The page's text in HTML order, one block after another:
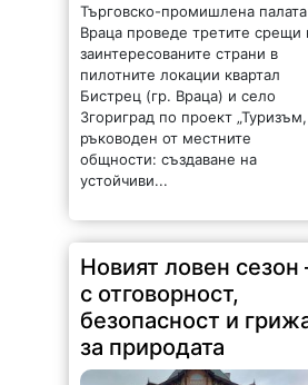
пилотните локации квартал
Бистрец (гр. Враца) и село
Згориград по проект „Туризъм,
ръководен от местните
общности: създаване на
устойчиви...
с отговорност,
безопасност и грижа
за природата